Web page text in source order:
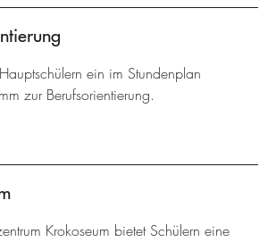
ein im Stundenplan
zur Berufsorientierung.
Krokoseum bietet Schülern eine